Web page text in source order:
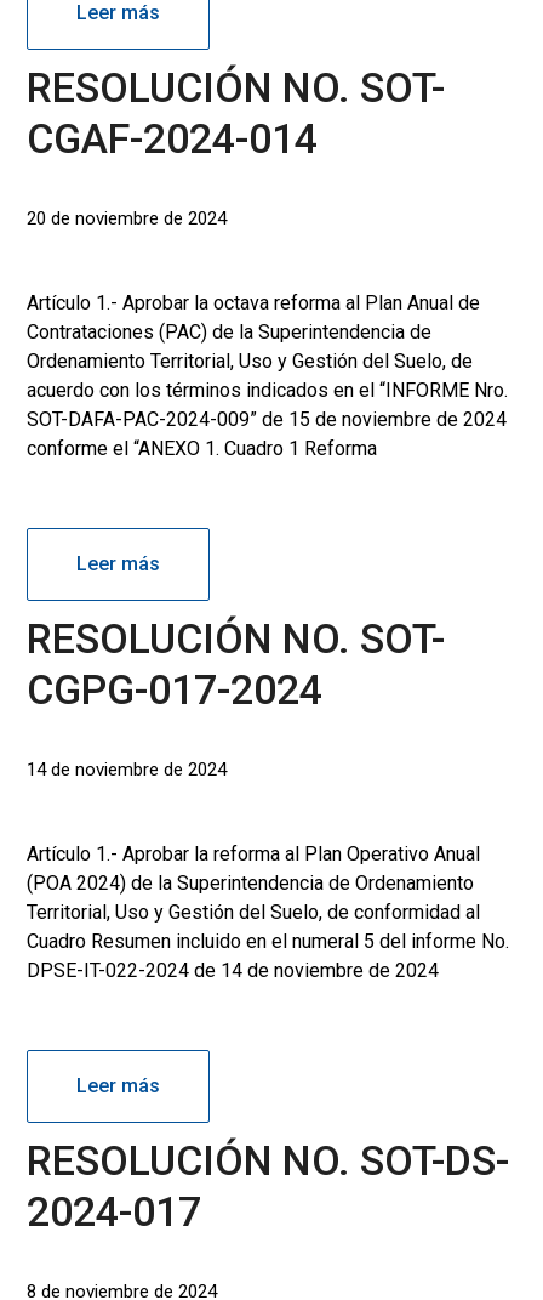
Leer más
RESOLUCIÓN NO. SOT-
CGAF-2024-014
20 de noviembre de 2024
Artículo 1.- Aprobar la octava reforma al Plan Anual de
Contrataciones (PAC) de la Superintendencia de
Ordenamiento Territorial, Uso y Gestión del Suelo, de
acuerdo con los términos indicados en el “INFORME Nro.
SOT-DAFA-PAC-2024-009” de 15 de noviembre de 2024
conforme el “ANEXO 1. Cuadro 1 Reforma
Leer más
RESOLUCIÓN NO. SOT-
CGPG-017-2024
14 de noviembre de 2024
Artículo 1.- Aprobar la reforma al Plan Operativo Anual
(POA 2024) de la Superintendencia de Ordenamiento
Territorial, Uso y Gestión del Suelo, de conformidad al
Cuadro Resumen incluido en el numeral 5 del informe No.
DPSE-IT-022-2024 de 14 de noviembre de 2024
Leer más
RESOLUCIÓN NO. SOT-DS-
2024-017
8 de noviembre de 2024